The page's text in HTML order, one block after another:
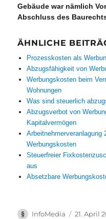
Gebäude war nämlich
Abschluss des
ÄHNLICHE
Prozesskosten als
Abzugsfähigkeit von
Werbungskosten beim
Wohnungen
Was sind steuerlich
Abzugsverbot von
Kapitalvermögen
Arbeitnehmerveranlagung
Werbungskosten
Steuerfreier
aus
Absetzbare
Autor
InfoMedia 21. April